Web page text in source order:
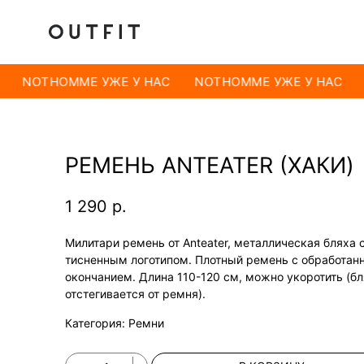
NOTHOMME УЖЕ У НАС NOTHOMME УЖЕ У НАС
РЕМЕНЬ ANTEATER (ХАКИ)
1 290 р.
Милитари ремень от Anteater, металлическая бляха с
тисненным логотипом. Плотный ремень с
окончанием. Длина 110-120 см, можно укоротить
отстегивается от ремня).
Категория: Ремни